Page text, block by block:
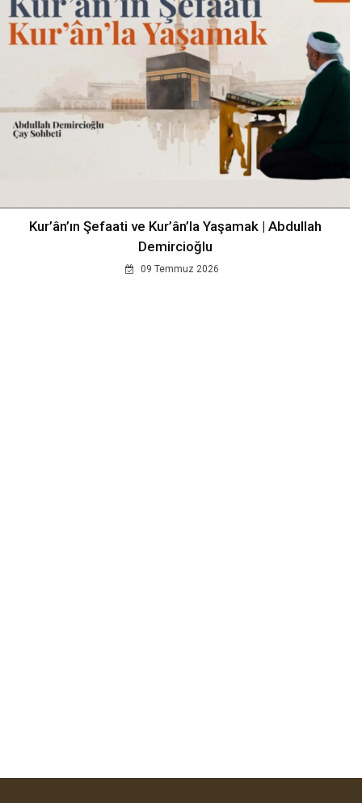
Kur’ân’ın Şefaati ve Kur’ân’la Yaşamak | Abdullah
Demircioğlu
09 Temmuz 2026